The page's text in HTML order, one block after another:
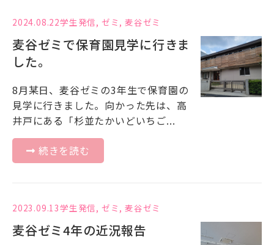
2024.08.22学生発信, ゼミ ,麦谷ゼミ
麦谷ゼミで保育園見学に行きま
した。
8月某日、麦谷ゼミの3年生で保育園の
見学に行きました。向かった先は、高
井戸にある「杉並たかいどいちご...
続きを読む
2023.09.13学生発信, ゼミ ,麦谷ゼミ
麦谷ゼミ4年の近況報告